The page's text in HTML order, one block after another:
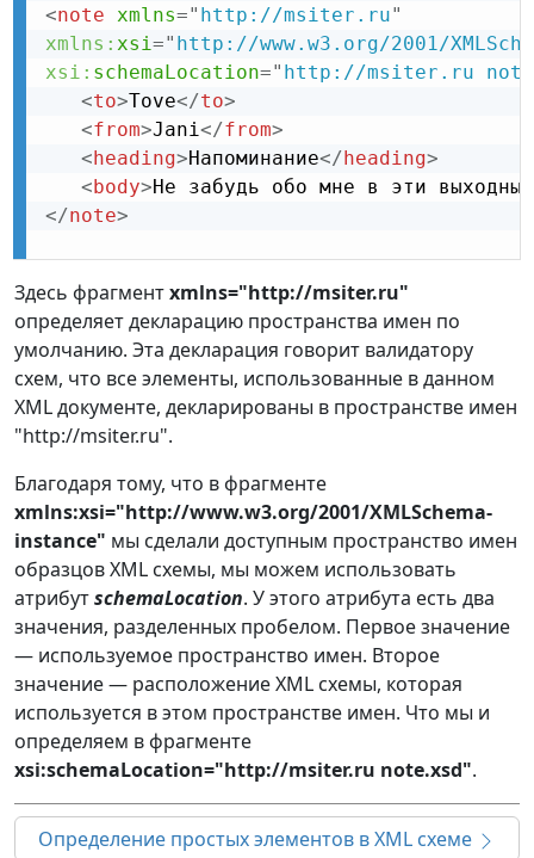
<note xmlns=" http://msiter.ru"
xmlns: xsi=" http://www.w3.org/2001/
xsi: schemaLocation=" http://msiter.ru
<to>Tove</to>
<from>Jani</from>
< heading>Напоминание</ heading>
< body>Не забудь обо мне в эти
</note>
Здесь фрагментxmlns="http://msiter.ru"
определяет декларацию пространства имен по
умолчанию. Эта декларация говорит валидатору
схем, что все элементы, использованные в данном
XML документе, декларированы в пространстве имен
"http://msiter.ru".
Благодаря тому, что в фрагменте
xmlns:xsi="http://www.w3.org/2001/XMLSchema-
instance" мы сделали доступным пространство имен
образцов XML схемы, мы можем использовать
атрибутschemaLocation. У этого атрибута есть два
значения, разделенных пробелом. Первое значение
— используемое пространство имен. Второе
значение — расположение XML схемы, которая
используется в этом пространстве имен. Что мы и
определяем в фрагменте
xsi:schemaLocation="http://msiter.ru note.xsd".
Определение простых элементов в XML схеме